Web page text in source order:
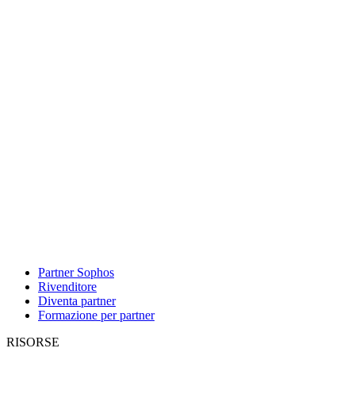
Partner Sophos
Rivenditore
Diventa partner
Formazione per partner
RISORSE